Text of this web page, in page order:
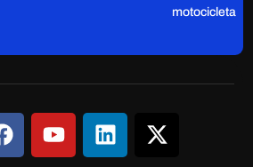
motocicleta